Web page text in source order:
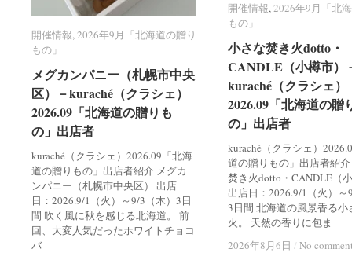
開催情報,2026年9月「北
もの」
小さな焚き火dotto・
CANDLE（小樽市）
kuraché（クラシェ）
2026.09「北海道の贈
の」出店者
kuraché（クラシェ）
道の贈りもの」出店者紹
焚き火dotto・CANDLE（
出店日：2026.9/1（火）～
3日間 北海道の風景香る小
火。 天然の香りに包ま
2026年8月6日 / No
開催情報 2026年9月「北
もの」
小さな焚き火dotto・
CANDLE（小樽市）
kuraché（クラシェ）
2026.09「北海道の贈
の」出店者
2026年8月6日 / No
開催情報,2026年9月「北海道の贈り
もの」
メグカンパニー（札幌市中央
区）－kuraché（クラシェ）
2026.09「北海道の贈りも
の」出店者
kuraché（クラシェ）2026.09「北海
道の贈りもの」出店者紹介 メグカ
ンパニー（札幌市中央区） 出店
日：2026.9/1（火）～9/3（木）3日
間 吹く風に秋を感じる北海道。 前
回、大変人気だったホワイトチョコ
バ
開催情報 2026年9月「北海道の贈り
もの」
メグカンパニー（札幌市中央
区）－kuraché（クラシェ）
2026.09「北海道の贈りも
の」出店者